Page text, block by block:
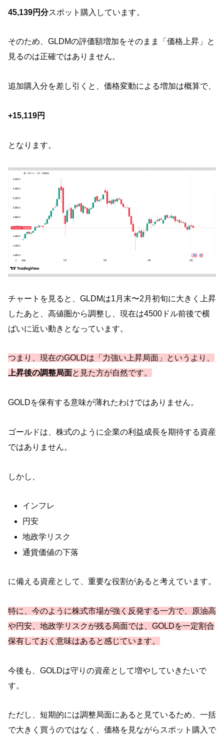
45,139円分スポット購入しています。
そのため、GLDMの評価額増加をそのまま「価格上昇」と
見るのは正確ではありません。
追加購入分を差し引くと、価格変動による増加は概算で、
+15,119円
となります。
チャートを見ると、GLDMは1月末〜2月初旬に大きく上昇
したあと、高値圏から調整し、現在は4500ドル前後で横
ばいに近い動きとなっています。
つまり、現在のGOLDは「力強い上昇局面」というより、
上昇後の調整局面と見た方が自然です。
GOLDを保有する意味が薄れたわけではありません。
ゴールドは、株式のように企業の利益成長を期待する資産
ではありません。
しかし、
インフレ
円安
地政学リスク
通貨価値の下落
に備える資産として、重要な役割があると考えています。
特に、今のように株式市場が強く反発する一方で、原油高
や円安、地政学リスクが残る局面では、GOLDを一定割合
保有しておく意味はあると感じています。
今後も、GOLDは守りの資産として増やしていきたいで
す。
ただし、短期的には調整局面にあると見ているため、一括
で大きく買うのではなく、価格を見ながらスポット購入で